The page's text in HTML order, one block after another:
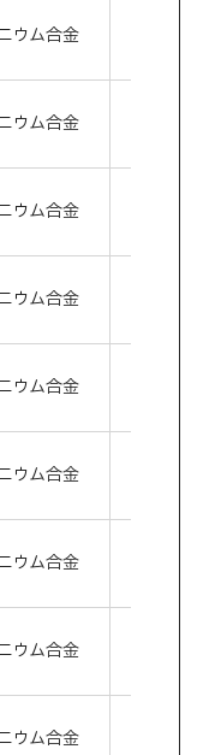
ウム合金
ウム合金
ウム合金
ウム合金
ウム合金
ウム合金
ウム合金
ウム合金
ウム合金